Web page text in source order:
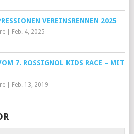
VEREINSRENNEN 2025
| Feb. 4, 2025
7. ROSSIGNOL KIDS RACE – MIT
| Feb. 13, 2019